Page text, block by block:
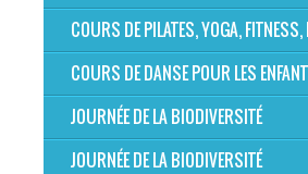
COURS DE PILATES, YOGA,
COURS DE DANSE POUR LES
JOURNÉE DE LA BIODIVERSITÉ
JOURNÉE DE LA BIODIVERSITÉ